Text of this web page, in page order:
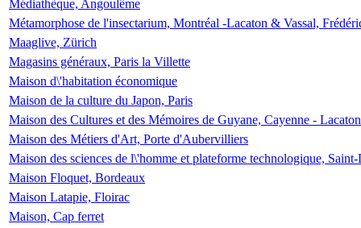
Médiathèque, Angoulême
Métamorphose de l'insectarium, Montréal -Lacaton & Vassal,
Maaglive, Zürich
Magasins généraux, Paris la Villette
Maison d\'habitation économique
Maison de la culture du Japon, Paris
Maison des Cultures et des Mémoires de Guyane, Cayenne -
Maison des Métiers d'Art, Porte d'Aubervilliers
Maison des sciences de l\'homme et plateforme technologique,
Maison Floquet, Bordeaux
Maison Latapie, Floirac
Maison, Cap ferret